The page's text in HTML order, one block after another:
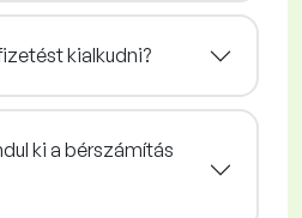
kialkudni?
ki a bérszámítás